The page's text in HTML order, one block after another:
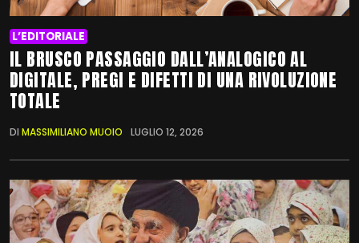
L’EDITORIALE
IL BRUSCO PASSAGGIO DALL’ANALOGICO AL
DIGITALE, PREGI E DIFETTI DI UNA RIVOLUZIONE
TOTALE
DI MASSIMILIANO MUOIO LUGLIO 12, 2026